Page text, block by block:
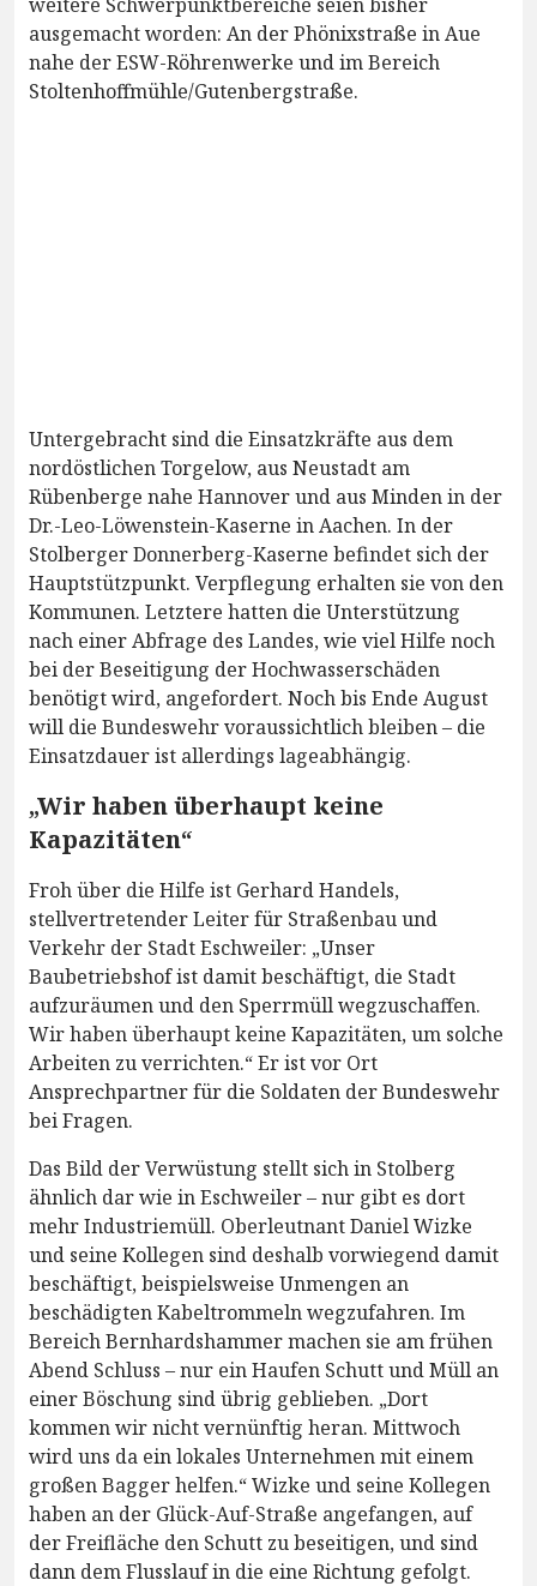
ausgemacht worden: An der Phönixstraße in Aue
nahe der ESW-Röhrenwerke und im Bereich
Stoltenhoffmühle/Gutenbergstraße.
Untergebracht sind die Einsatzkräfte aus dem
nordöstlichen Torgelow, aus Neustadt am
Rübenberge nahe Hannover und aus Minden in der
Dr.-Leo-Löwenstein-Kaserne in Aachen. In der
Stolberger Donnerberg-Kaserne befindet sich der
Hauptstützpunkt. Verpflegung erhalten sie von den
Kommunen. Letztere hatten die Unterstützung
nach einer Abfrage des Landes, wie viel Hilfe noch
bei der Beseitigung der Hochwasserschäden
benötigt wird, angefordert. Noch bis Ende August
will die Bundeswehr voraussichtlich bleiben – die
Einsatzdauer ist allerdings lageabhängig.
„Wir haben überhaupt keine
Kapazitäten“
Froh über die Hilfe ist Gerhard Handels,
stellvertretender Leiter für Straßenbau und
Verkehr der Stadt Eschweiler: „Unser
Baubetriebshof ist damit beschäftigt, die Stadt
aufzuräumen und den Sperrmüll wegzuschaffen.
Wir haben überhaupt keine Kapazitäten, um solche
Arbeiten zu verrichten.“ Er ist vor Ort
Ansprechpartner für die Soldaten der Bundeswehr
bei Fragen.
Das Bild der Verwüstung stellt sich in Stolberg
ähnlich dar wie in Eschweiler – nur gibt es dort
mehr Industriemüll. Oberleutnant Daniel Wizke
und seine Kollegen sind deshalb vorwiegend damit
beschäftigt, beispielsweise Unmengen an
beschädigten Kabeltrommeln wegzufahren. Im
Bereich Bernhardshammer machen sie am frühen
Abend Schluss – nur ein Haufen Schutt und Müll an
einer Böschung sind übrig geblieben. „Dort
kommen wir nicht vernünftig heran. Mittwoch
wird uns da ein lokales Unternehmen mit einem
großen Bagger helfen.“ Wizke und seine Kollegen
haben an der Glück-Auf-Straße angefangen, auf
der Freifläche den Schutt zu beseitigen, und sind
dann dem Flusslauf in die eine Richtung gefolgt.